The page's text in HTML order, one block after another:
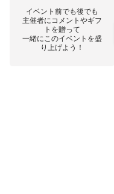
イベント前でも後でも
主催者にコメントやギフ
トを贈って
一緒にこのイベントを盛
り上げよう！